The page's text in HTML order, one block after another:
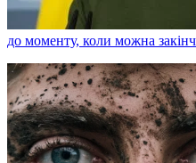
до моменту, коли можна